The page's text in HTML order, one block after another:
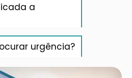
a
urgência?